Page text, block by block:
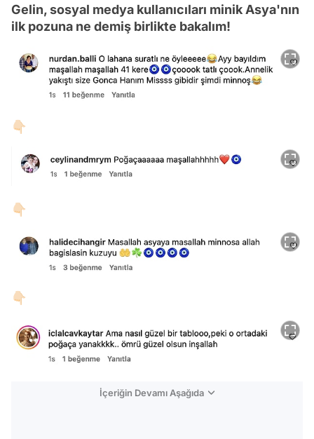
Gelin, sosyal medya kullanıcıları minik Asya'nın
ilk pozuna ne demiş birlikte bakalım!
👇🏻
👇🏻
👇🏻
İçeriğin Devamı Aşağıda